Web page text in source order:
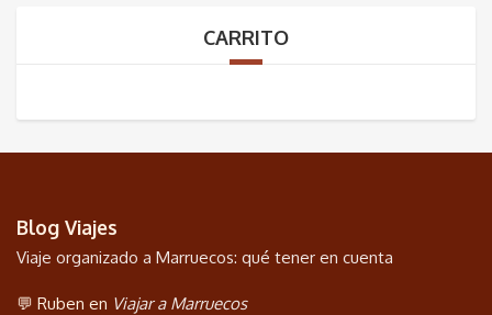
CARRITO
Blog Viajes
Viaje organizado a Marruecos: qué tener en cuenta
💬 Ruben en Viajar a Marruecos